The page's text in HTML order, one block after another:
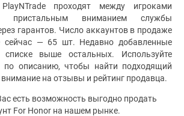
проходят между игроками
пристальным вниманием службы
гарантов. Число аккаунтов в продаже
сейчас — 65 шт. Недавно добавленные
выше остальных. Используйте
описанию, чтобы найти подходящий
на отзывы и рейтинг продавца.
есть возможность выгодно продать
For Honor на нашем рынке.